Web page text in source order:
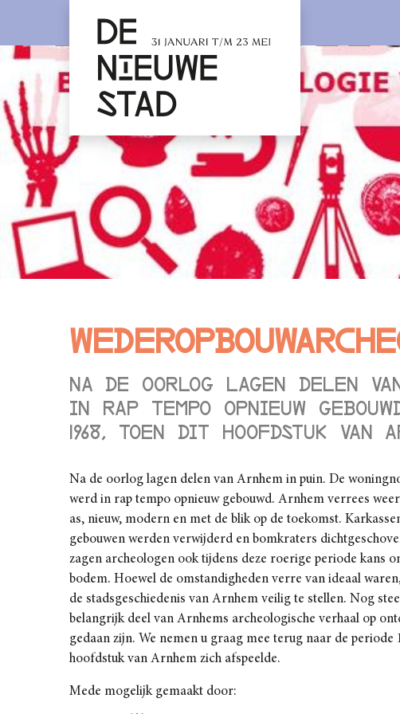
Na de oorlog lagen delen
in rap tempo opnieuw
1968, toen dit hoofdstuk van
Na de oorlog lagen delen van Arnhem in puin. De
werd in rap tempo opnieuw gebouwd. Arnhem verrees
as, nieuw, modern en met de blik op de toekomst.
gebouwen werden verwijderd en bomkraters
zagen archeologen ook tijdens deze roerige periode kans
bodem. Hoewel de omstandigheden verre van ideaal
de stadsgeschiedenis van Arnhem veilig te stellen. Nog
belangrijk deel van Arnhems archeologische verhaal op
gedaan zijn. We nemen u graag mee terug naar de periode
hoofdstuk van Arnhem zich afspeelde.
Mede mogelijk gemaakt door: